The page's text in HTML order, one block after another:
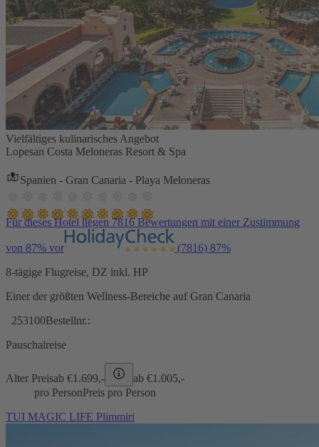
Vielfältiges kulinarisches Angebot
Lopesan Costa Meloneras Resort & Spa
Spanien - Gran Canaria - Playa Meloneras
Für dieses Hotel liegen 7816 Bewertungen mit einer Zustimmung
von 87% vor (7816) 87%
8-tägige Flugreise, DZ inkl. HP
Einer der größten Wellness-Bereiche auf Gran Canaria
253100Bestellnr.:
Pauschalreise
Alter Preisab €1.699,- ab €1.005,-
pro PersonPreis pro Person
TUI MAGIC LIFE Plimmiri